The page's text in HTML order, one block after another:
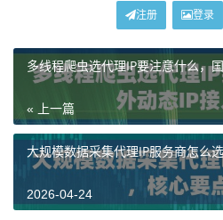
的真实性和纯净度，普通的机
要。别急着看价格和套餐，先
业务目标，这是做出正确判断
关键维度拆解：从IP类
明确了业务方向，接下来就要
这些维度直接决定了动态代理
注册 登录
多线程爬虫选代理IP要注意什么，
« 上一篇
大规模数据采集代理IP服务商怎么
2026-04-24